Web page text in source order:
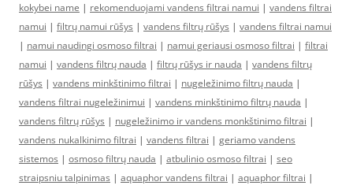
kokybei name | rekomenduojami vandens filtrai namui | vandens filtrai
namui | filtrų namui rūšys | vandens filtrų rūšys | vandens filtrai namui
| namui naudingi osmoso filtrai | namui geriausi osmoso filtrai | filtrai
namui | vandens filtrų nauda | filtrų rūšys ir nauda | vandens filtrų
rūšys | vandens minkštinimo filtrai | nugeležinimo filtrų nauda |
vandens filtrai nugeležinimui | vandens minkštinimo filtrų nauda |
vandens filtrų rūšys | nugeležinimo ir vandens monkštinimo filtrai |
vandens nukalkinimo filtrai | vandens filtrai | geriamo vandens
sistemos | osmoso filtrų nauda | atbulinio osmoso filtrai | seo
straipsniu talpinimas | aquaphor vandens filtrai | aquaphor filtrai |